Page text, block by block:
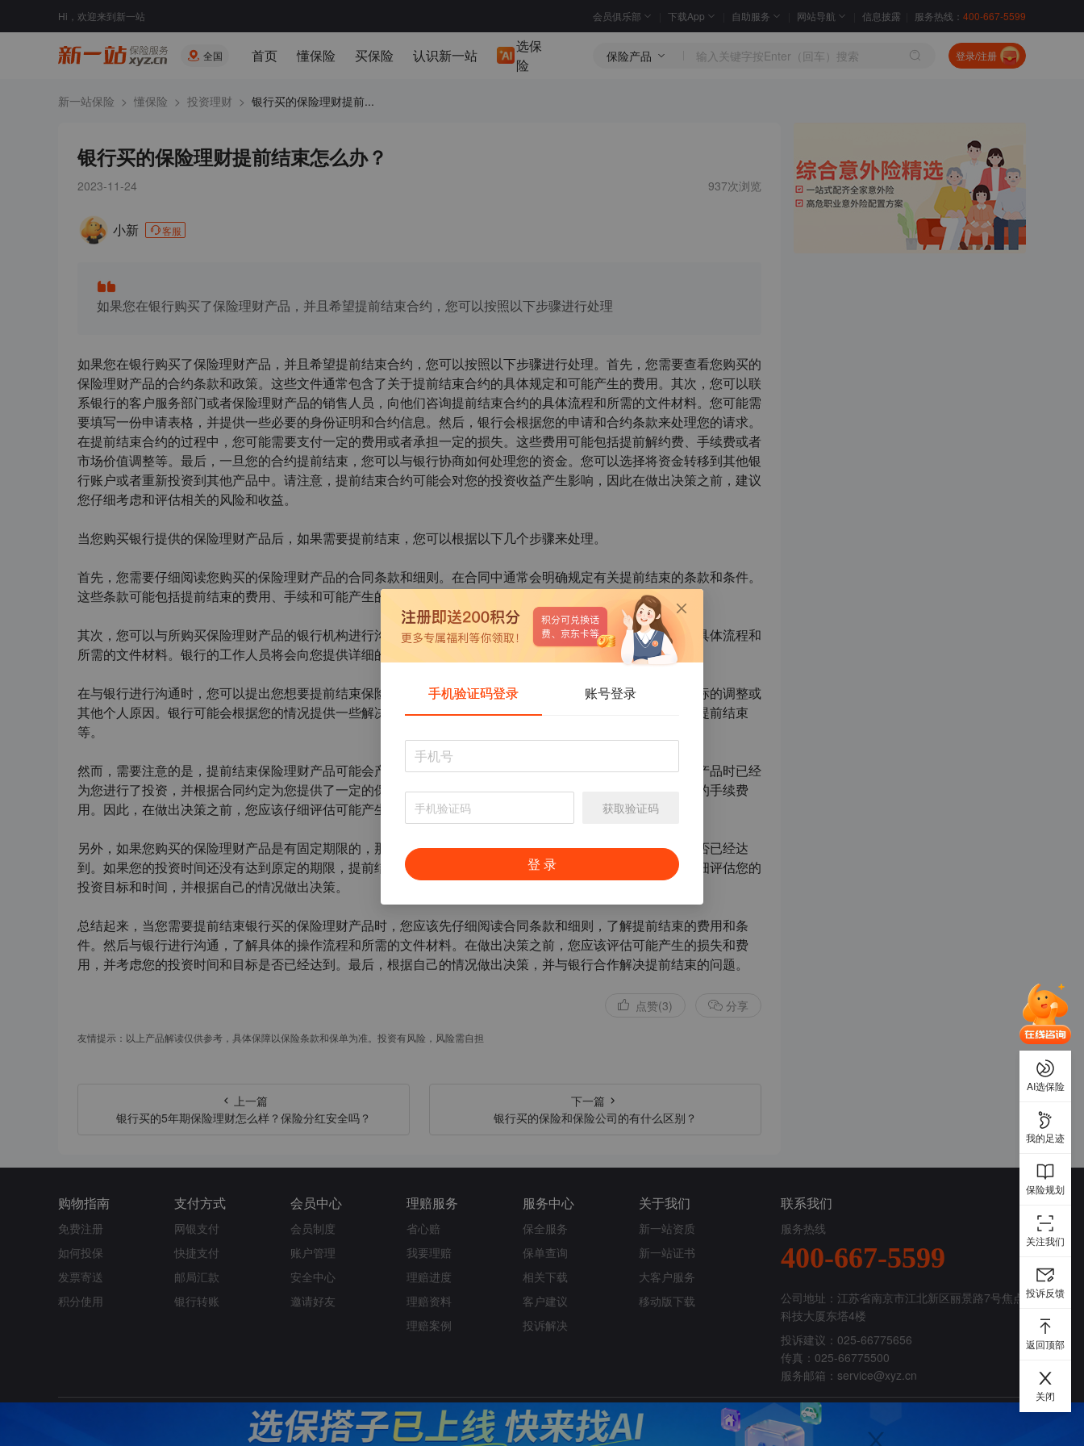
Hi，欢迎来到新一站 会员俱乐部 下载App 自助服务 网站导航 信息披露 服务热线： 400-667-5599
全国 首页 懂保险 买保险 认识新一站
选保
险
保险产品 登录/注册
新一站保险 > 懂保险 > 投资理财 > 银行买的保险理财提前...
银行买的保险理财提前结束怎么办？
2023-11-24 937次浏览
小新 客服
如果您在银行购买了保险理财产品，并且希望提前结束合约，您可以按照以下步骤进行处理
如果您在银行购买了保险理财产品，并且希望提前结束合约，您可以按照以下步骤进行处理。首先，您需要查看您购买的
保险理财产品的合约条款和政策。这些文件通常包含了关于提前结束合约的具体规定和可能产生的费用。其次，您可以联
系银行的客户服务部门或者保险理财产品的销售人员，向他们咨询提前结束合约的具体流程和所需的文件材料。您可能需
要填写一份申请表格，并提供一些必要的身份证明和合约信息。然后，银行会根据您的申请和合约条款来处理您的请求。
在提前结束合约的过程中，您可能需要支付一定的费用或者承担一定的损失。这些费用可能包括提前解约费、手续费或者
市场价值调整等。最后，一旦您的合约提前结束，您可以与银行协商如何处理您的资金。您可以选择将资金转移到其他银
行账户或者重新投资到其他产品中。请注意，提前结束合约可能会对您的投资收益产生影响，因此在做出决策之前，建议
您仔细考虑和评估相关的风险和收益。
当您购买银行提供的保险理财产品后，如果需要提前结束，您可以根据以下几个步骤来处理。
首先，您需要仔细阅读您购买的保险理财产品的合同条款和细则。在合同中通常会明确规定有关提前结束的条款和条件。
这些条款可能包括提前结束的费用、手续和可能产生的损失等。了解这些信息对您做出决策非常重要。
其次，您可以与所购买保险理财产品的银行机构进行沟通。您可以咨询银行的客户服务部门，了解提前结束的具体流程和
所需的文件材料。银行的工作人员将会向您提供详细的指导和帮助。
在与银行进行沟通时，您可以提出您想要提前结束保险理财产品的原因。这可能包括财务需求的变化、投资目标的调整或
其他个人原因。银行可能会根据您的情况提供一些解决方案，例如转让投资、提供其他产品选择或协助您进行提前结束
等。
然而，需要注意的是，提前结束保险理财产品可能会产生一定的费用和损失。这是因为银行在您购买保险理财产品时已经
为您进行了投资，并根据合同约定为您提供了一定的保障。提前结束可能会导致未来的投资收益损失或者一定的手续费
用。因此，在做出决策之前，您应该仔细评估可能产生的损失和费用，并权衡利弊。
另外，如果您购买的保险理财产品是有固定期限的，那么在提前结束之前，您应该考虑您的投资时间和目标是否已经达
到。如果您的投资时间还没有达到原定的期限，提前结束可能会导致您无法获得预期的收益。因此，您需要仔细评估您的
投资目标和时间，并根据自己的情况做出决策。
总结起来，当您需要提前结束银行买的保险理财产品时，您应该先仔细阅读合同条款和细则，了解提前结束的费用和条
件。然后与银行进行沟通，了解具体的操作流程和所需的文件材料。在做出决策之前，您应该评估可能产生的损失和费
用，并考虑您的投资时间和目标是否已经达到。最后，根据自己的情况做出决策，并与银行合作解决提前结束的问题。
点赞(3) 分享
友情提示：以上产品解读仅供参考，具体保障以保险条款和保单为准。投资有风险，风险需自担
上一篇
银行买的5年期保险理财怎么样？保险分红安全吗？
下一篇
银行买的保险和保险公司的有什么区别？
购物指南
免费注册
如何投保
发票寄送
积分使用
支付方式
网银支付
快捷支付
邮局汇款
银行转账
会员中心
会员制度
账户管理
安全中心
邀请好友
理赔服务
省心赔
我要理赔
理赔进度
理赔资料
理赔案例
服务中心
保全服务
保单查询
相关下载
客户建议
投诉解决
关于我们
新一站资质
新一站证书
大客户服务
移动版下载
联系我们
服务热线
400-667-5599
公司地址：江苏省南京市江北新区丽景路7号焦点
科技大厦东塔4楼
投诉建议：025-66775656
传真：025-66775500
服务邮箱： service@xyz.cn
法律声明 用户协议 隐私策略 站点地图 友情链接
官方披露
AI选保险
我的足迹
保险规划
关注我们
投诉反馈
返回顶部
关闭
手机验证码登录 账号登录
获取验证码
登 录